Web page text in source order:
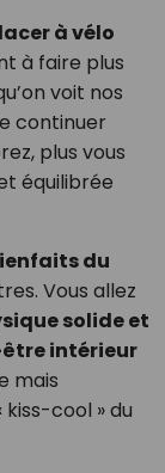
à vélo
à faire plus
voit nos
continuer
plus vous
équilibrée
du
Vous allez
solide et
intérieur
mais
cool » du